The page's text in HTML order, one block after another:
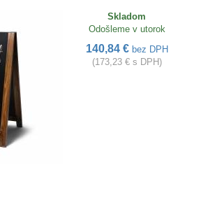
Skladom
Odošleme v utorok
140,84 € bez DPH
(173,23 € s DPH)